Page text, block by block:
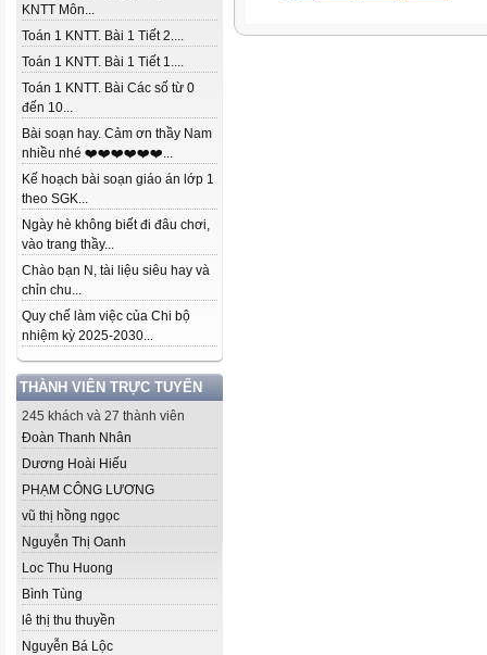
KNTT Môn...
Toán 1 KNTT. Bài 1 Tiết 2....
Toán 1 KNTT. Bài 1 Tiết 1....
Toán 1 KNTT. Bài Các số từ 0
đến 10...
Bài soạn hay. Cảm ơn thầy Nam
nhiều nhé ❤️❤️❤️❤️❤️❤️...
Kế hoạch bài soạn giáo án lớp 1
theo SGK...
Ngày hè không biết đi đâu chơi,
vào trang thầy...
Chào bạn N, tài liệu siêu hay và
chỉn chu...
Quy chế làm việc của Chi bộ
nhiệm kỳ 2025-2030...
THÀNH VIÊN TRỰC TUYẾN
245 khách và 27 thành viên
Đoàn Thanh Nhân
Dương Hoài Hiếu
PHẠM CÔNG LƯƠNG
vũ thị hồng ngọc
Nguyễn Thị Oanh
Loc Thu Huong
Bình Tùng
lê thị thu thuyền
Nguyễn Bá Lộc